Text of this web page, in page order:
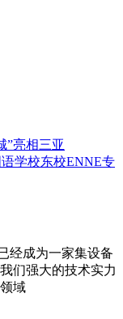
”亮相三亚
学校东校ENNE专
经成为一家集设备
们强大的技术实力
域